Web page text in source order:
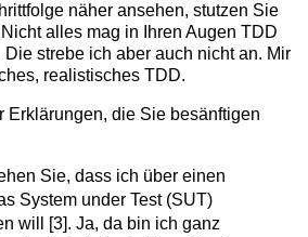
näher ansehen, stutzen Sie
alles mag in Ihren Augen TDD
strebe ich aber auch nicht an. Mir
realistisches TDD.
Erklärungen, die Sie besänftigen
Sie, dass ich über einen
System under Test (SUT)
will [3]. Ja, da bin ich ganz